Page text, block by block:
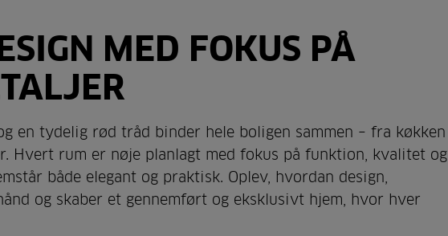
MED FOKUS PÅ
en tydelig rød tråd binder hele boligen sammen – fra køkken
Hvert rum er nøje planlagt med fokus på funktion, kvalitet og
både elegant og praktisk. Oplev, hvordan design,
og skaber et gennemført og eksklusivt hjem, hvor hver